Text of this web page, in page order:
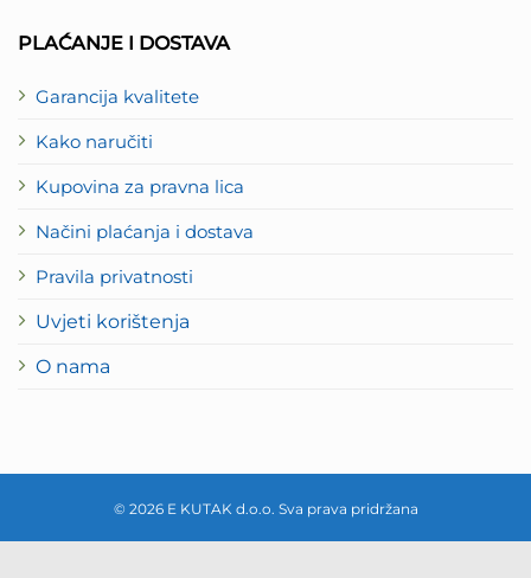
PLAĆANJE I DOSTAVA
Garancija kvalitete
Kako naručiti
Kupovina za pravna lica
Načini plaćanja i dostava
Pravila privatnosti
Uvjeti korištenja
O nama
© 2026 E KUTAK d.o.o. Sva prava pridržana